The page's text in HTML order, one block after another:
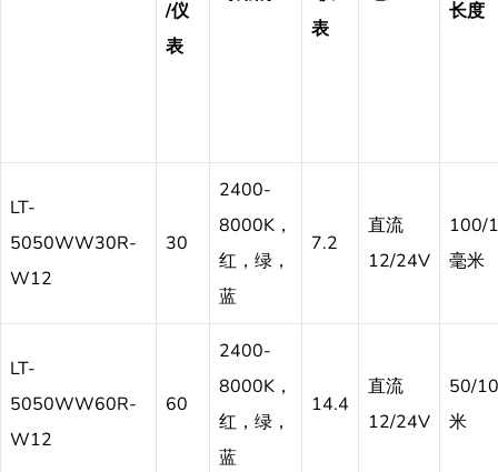
/仪
表
表
长度
LT-
5050WW30R-
W12
30
2400-
8000K，
红，绿，
蓝
7.2
直流
12/24V
100/
毫米
LT-
5050WW60R-
W12
60
2400-
8000K，
红，绿，
蓝
14.4
直流
12/24V
50/
米